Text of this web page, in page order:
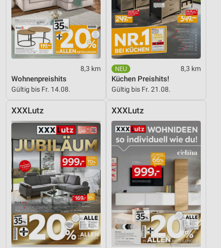
8,3 km
Wohnenpreishits
Gültig bis Fr. 14.08.
8,3 km
Küchen Preishits!
Gültig bis Fr. 21.08.
XXXLutz XXXLutz
Analyse von Zielgruppen durch Statistiken oder
Kombinationen von Daten aus verschiedenen
Quellen
Entwicklung und Verbesserung der Angebote
Verwendung reduzierter Daten zur Auswahl von
Inhalten
Verwendung genauer Standortdaten
Geräte anhand von aktiv angeforderten
Informationen identifizieren
Nicht-IAB-Verarbeitungszwecke:
Notwendig
Performance
Funktional
Werbung